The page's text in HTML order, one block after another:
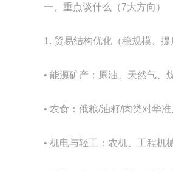
一、重点谈什么（7大方向）
1. 贸易结构优化（稳规模、提
• 能源矿产：原油、天然气、
• 农食：俄粮/油籽/肉类对华
• 机电与轻工：农机、工程机